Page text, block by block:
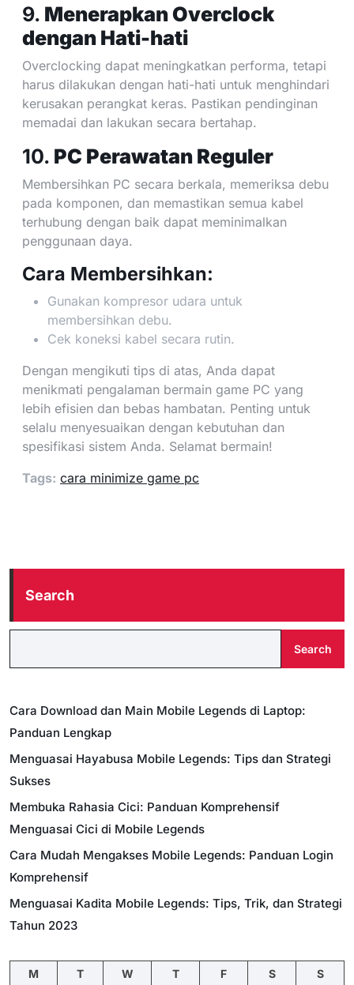
9. Menerapkan Overclock
dengan Hati-hati
Overclocking dapat meningkatkan performa, tetapi
harus dilakukan dengan hati-hati untuk menghindari
kerusakan perangkat keras. Pastikan pendinginan
memadai dan lakukan secara bertahap.
10. PC Perawatan Reguler
Membersihkan PC secara berkala, memeriksa debu
pada komponen, dan memastikan semua kabel
terhubung dengan baik dapat meminimalkan
penggunaan daya.
Cara Membersihkan:
Gunakan kompresor udara untuk
membersihkan debu.
Cek koneksi kabel secara rutin.
Dengan mengikuti tips di atas, Anda dapat
menikmati pengalaman bermain game PC yang
lebih efisien dan bebas hambatan. Penting untuk
selalu menyesuaikan dengan kebutuhan dan
spesifikasi sistem Anda. Selamat bermain!
Tags: cara minimize game pc
Search
Search
Cara Download dan Main Mobile Legends di Laptop:
Panduan Lengkap
Menguasai Hayabusa Mobile Legends: Tips dan Strategi
Sukses
Membuka Rahasia Cici: Panduan Komprehensif
Menguasai Cici di Mobile Legends
Cara Mudah Mengakses Mobile Legends: Panduan Login
Komprehensif
Menguasai Kadita Mobile Legends: Tips, Trik, dan Strategi
Tahun 2023
M T W T F S
S